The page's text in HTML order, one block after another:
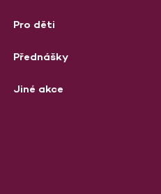
Pro děti
Přednášky
Jiné akce